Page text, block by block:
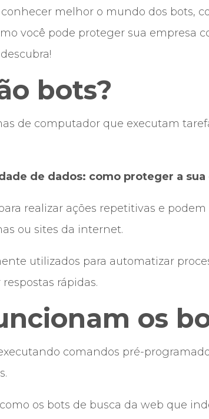
melhor o mundo dos bots,
você pode proteger sua empresa
bots?
de computador que executam
de dados: como proteger a sua
realizar ações repetitivas e
ou sites da internet.
utilizados para automatizar
rápidas.
os
comandos pré-
os bots de busca da web que